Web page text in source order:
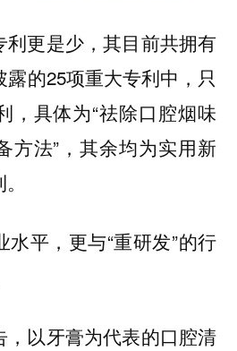
利更是少，其目前共拥有
的25项重大专利中，只
，具体为“祛除口腔烟味
方法”，其余均为实用新
平，更与“重研发”的行
，以牙膏为代表的口腔清